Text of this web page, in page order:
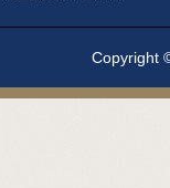
Copyright